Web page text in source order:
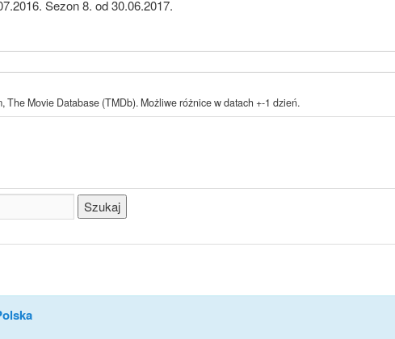
Sezon 8. od 30.06.2017.
The Movie Database (TMDb). Możliwe różnice w datach +-1 dzień.